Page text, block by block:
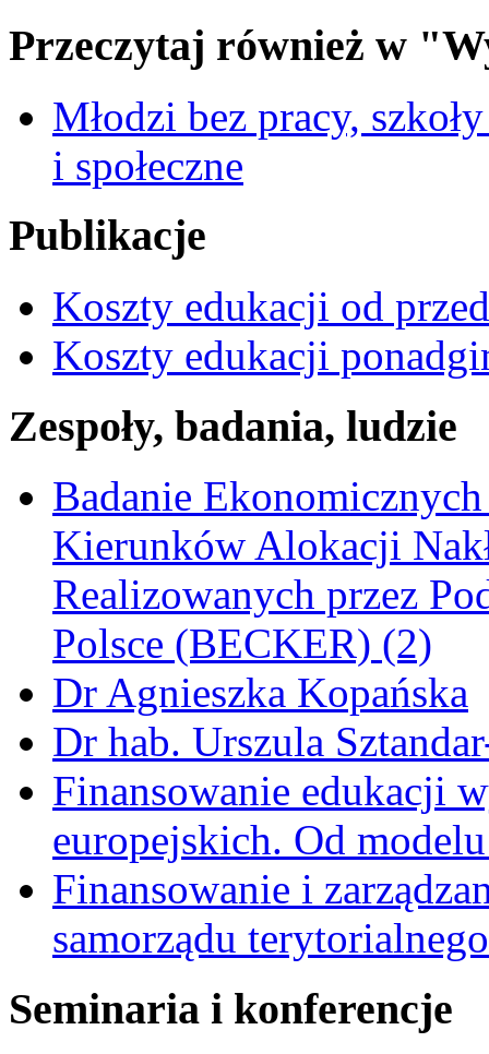
Przeczytaj również w
Młodzi bez pracy,
i społeczne
Publikacje
Koszty edukacji od
Koszty edukacji
Zespoły, badania, ludzie
Badanie
Kierunków Alokacji
Realizowanych przez
Polsce (BECKER) (2)
Dr Agnieszka Kopańska
Dr hab. Urszula
Finansowanie edukacji
europejskich. Od
Finansowanie i
samorządu terytorialnego
Seminaria i konferencje